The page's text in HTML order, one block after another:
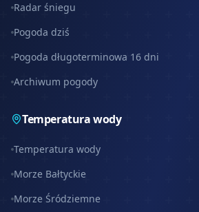
Radar śniegu
Pogoda dziś
Pogoda długoterminowa 16 dni
Archiwum pogody
Temperatura wody
Temperatura wody
Morze Bałtyckie
Morze Śródziemne